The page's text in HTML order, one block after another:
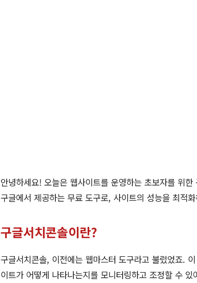
안녕하세요! 오늘은 웹사이트를 운영하는 초보자를 위
구글에서 제공하는 무료 도구로, 사이트의 성능을 최적
구글서치콘솔이란?
구글서치콘솔, 이전에는 웹마스터 도구라고 불렸었죠.
이트가 어떻게 나타나는지를 모니터링하고 조정할 수